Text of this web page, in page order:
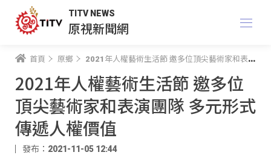
TITV NEWS
原視新聞網
首頁 原鄉 2021年人權藝術生活節 邀多位頂尖藝術家和表演團隊 多元形式傳遞人權價值
2021年人權藝術生活節 邀多位
頂尖藝術家和表演團隊 多元形式
傳遞人權價值
發布：2021-11-05 12:44